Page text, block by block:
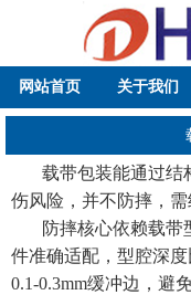
网站首页 关于我们
载带包装能通过结
伤风险，并不防摔，需
防摔核心依赖载带
件准确适配，型腔深度
0.1-0.3mm缓冲边，避